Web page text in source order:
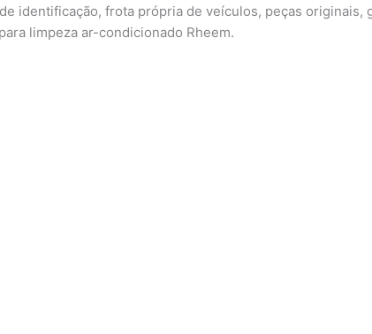
identificação, frota própria de veículos, peças originais,
limpeza ar-condicionado Rheem.